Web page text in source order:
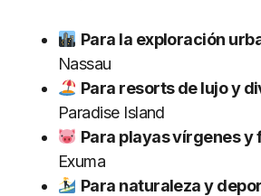
Para la exploración
Nassau
Para resorts de lujo y
Paradise Island
Para playas vírgenes y
Exuma
Para naturaleza y